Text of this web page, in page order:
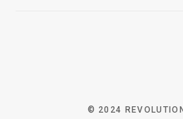
© 2024